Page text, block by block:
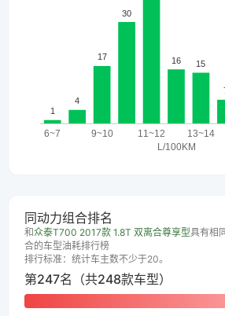
同动力组合排名
和众泰T700 2017款 1.8T 双离合尊享型具有相
合的车型油耗排行榜
排行标准：统计车主数不少于20。
第247名（共248款车型）